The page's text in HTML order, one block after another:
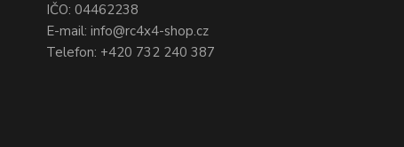
IČO: 04462238
E-mail: info@rc4x4-shop.cz
Telefon: +420 732 240 387